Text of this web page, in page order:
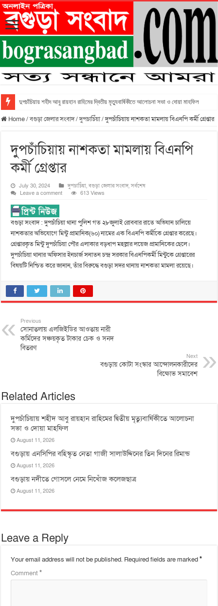
দুপচাঁচিয়ায় শহীদ আবু রায়হান রাহিমের দ্বিতীয় মৃত্যুবার্ষিকীতে আলোচনা সভা ও দোয়া মাহফিল
Home/বগুড়া জেলার সংবাদ/দুপচাচিঁয়া/দুপচাঁচিয়ায় নাশকতা মামলায় বিএনপি কর্মী গ্রেপ্তার
দুপচাঁচিয়ায় নাশকতা মামলায় বিএনপি
কর্মী গ্রেপ্তার
July 30, 2024 দুপচাচিঁয়া,বগুড়া জেলার সংবাদ,সর্বশেষ
Leave a comment
613 Views
বগুড়া সংবাদ : দুপচাঁচিয়া থানা পুলিশ গত ২৮জুলাই রোববার রাতে অভিযান চালিয়ে
নাশকতার অভিযোগে মিন্টু প্রামানিক(৬০) নামের এক বিএনপি কর্মীকে গ্রেপ্তার করেছে।
গ্রেপ্তারকৃত মিন্টু দুপচাঁচিয়া পৌর এলাকার বড়ধাপ মহল্লার লয়েজ প্রামানিকের ছেলে।
দুপচাঁচিয়া থানার অফিসার ইনচার্জ সনাতন চন্দ্র সরকার বিএনপিকর্মী মিন্টুকে গ্রেপ্তারের
বিষয়টি নিশ্চিত করে জানান, তাঁর বিরুদ্ধে বগুড়া সদর থানায় নাশকতা মামলা রয়েছে।
Previous
সোনাতলায় এলজিইডির আওতায় নারী
কর্মিদের সঞ্চয়কৃত টাকার চেক ও সনদ
বিতরণ
Next
বগুড়ায় কোটা সংস্কার আন্দোলনকারীদের
বিক্ষোভ সমাবেশ
Related Articles
দুপচাঁচিয়ায় শহীদ আবু রায়হান রাহিমের দ্বিতীয় মৃত্যুবার্ষিকীতে আলোচনা
সভা ও দোয়া মাহফিল
August 11, 2026
বগুড়ায় এনসিপির বহিস্কৃত নেতা গাজী সালাউদ্দিনের তিন দিনের রিমান্ড
August 11, 2026
বগুড়ায় নদীতে গোসলে নেমে নিখোঁজ কলেজছাত্র
August 11, 2026
Leave a Reply
Your email address will not be published. Required fields are marked*
Comment*